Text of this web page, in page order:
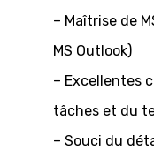
– Maîtrise de
MS Outlook)
– Excellentes
tâches et du
– Souci du